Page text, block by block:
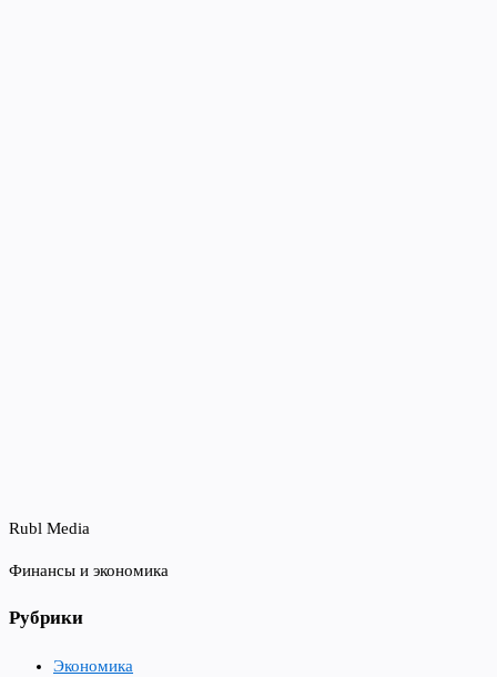
Rubl Media
Финансы и экономика
Рубрики
Экономика